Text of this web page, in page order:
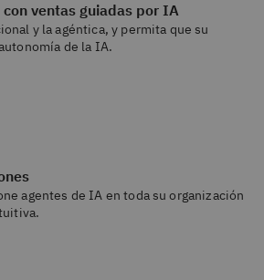
ventas guiadas por IA
y la agéntica, y permita que su
de la IA.
agentes de IA en toda su organización